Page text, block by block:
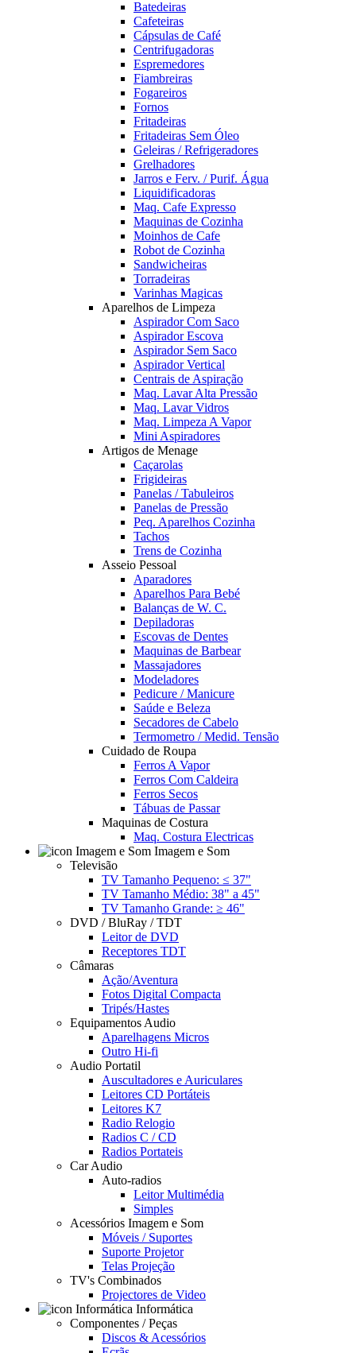
Batedeiras
Cafeteiras
Cápsulas de Café
Centrifugadoras
Espremedores
Fiambreiras
Fogareiros
Fornos
Fritadeiras
Fritadeiras Sem Óleo
Geleiras / Refrigeradores
Grelhadores
Jarros e Ferv. / Purif. Água
Liquidificadoras
Maq. Cafe Expresso
Maquinas de Cozinha
Moinhos de Cafe
Robot de Cozinha
Sandwicheiras
Torradeiras
Varinhas Magicas
Aparelhos de Limpeza
Aspirador Com Saco
Aspirador Escova
Aspirador Sem Saco
Aspirador Vertical
Centrais de Aspiração
Maq. Lavar Alta Pressão
Maq. Lavar Vidros
Maq. Limpeza A Vapor
Mini Aspiradores
Artigos de Menage
Caçarolas
Frigideiras
Panelas / Tabuleiros
Panelas de Pressão
Peq. Aparelhos Cozinha
Tachos
Trens de Cozinha
Asseio Pessoal
Aparadores
Aparelhos Para Bebé
Balanças de W. C.
Depiladoras
Escovas de Dentes
Maquinas de Barbear
Massajadores
Modeladores
Pedicure / Manicure
Saúde e Beleza
Secadores de Cabelo
Termometro / Medid. Tensão
Cuidado de Roupa
Ferros A Vapor
Ferros Com Caldeira
Ferros Secos
Tábuas de Passar
Maquinas de Costura
Maq. Costura Electricas
Imagem e Som
Televisão
TV Tamanho Pequeno: ≤ 37"
TV Tamanho Médio: 38" a 45"
TV Tamanho Grande: ≥ 46"
DVD / BluRay / TDT
Leitor de DVD
Receptores TDT
Câmaras
Ação/Aventura
Fotos Digital Compacta
Tripés/Hastes
Equipamentos Audio
Aparelhagens Micros
Outro Hi-fi
Audio Portatil
Auscultadores e Auriculares
Leitores CD Portáteis
Leitores K7
Radio Relogio
Radios C / CD
Radios Portateis
Car Audio
Auto-radios
Leitor Multimédia
Simples
Acessórios Imagem e Som
Móveis / Suportes
Suporte Projetor
Telas Projeção
TV's Combinados
Projectores de Video
Informática
Componentes / Peças
Discos & Acessórios